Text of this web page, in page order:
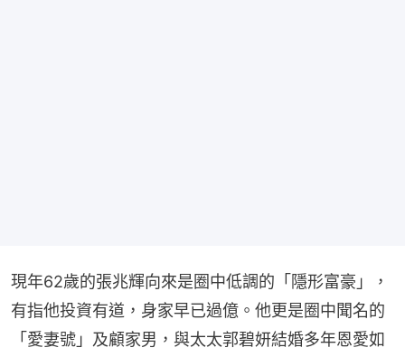
現年62歲的張兆輝向來是圈中低調的「隱形富豪」，
有指他投資有道，身家早已過億。他更是圈中聞名的
「愛妻號」及顧家男，與太太郭碧妍結婚多年恩愛如